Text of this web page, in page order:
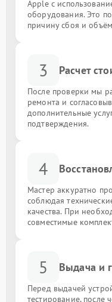
Apple с
оборудования. Это
причину сбоя и
3 Расчет
После проверки мы
ремонта и
дополнительные
подтверждения.
4
Мастер аккуратно
соблюдая
качества. При
совместимые
5 Выдача и
Перед выдачей
тестирование, после